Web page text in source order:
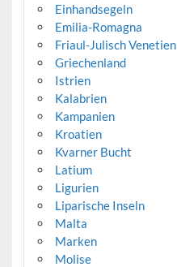
Einhandsegeln
Emilia-Romagna
Friaul-Julisch Venetien
Griechenland
Istrien
Kalabrien
Kampanien
Kroatien
Kvarner Bucht
Latium
Ligurien
Liparische Inseln
Malta
Marken
Molise